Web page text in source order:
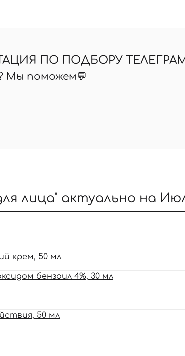
ПО ПОДБОРУ
Мы поможем💬
лица" актуально на
крем, 50 мл
бензоил 4%, 30 мл
50 мл